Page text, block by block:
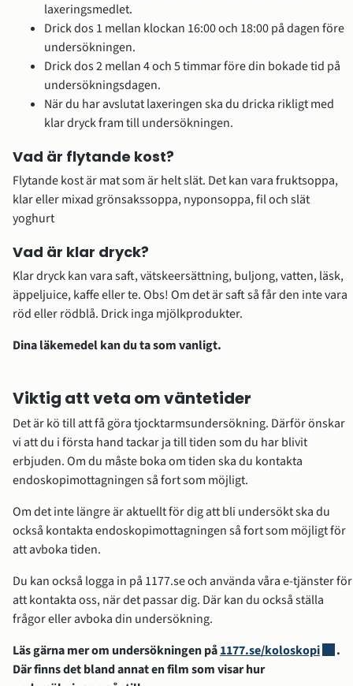
laxeringsmedlet.
Drick dos 1 mellan klockan 16:00 och 18:00 på dagen före
undersökningen.
Drick dos 2 mellan 4 och 5 timmar före din bokade tid på
undersökningsdagen.
När du har avslutat laxeringen ska du dricka rikligt med
klar dryck fram till undersökningen.
Vad är flytande kost?
Flytande kost är mat som är helt slät. Det kan vara fruktsoppa,
klar eller mixad grönsakssoppa, nyponsoppa, fil och slät
yoghurt
Vad är klar dryck?
Klar dryck kan vara saft, vätskeersättning, buljong, vatten, läsk,
äppeljuice, kaffe eller te. Obs! Om det är saft så får den inte vara
röd eller rödblå. Drick inga mjölkprodukter.
Dina läkemedel kan du ta som vanligt.
Viktig att veta om väntetider
Det är kö till att få göra tjocktarmsundersökning. Därför önskar
vi att du i första hand tackar ja till tiden som du har blivit
erbjuden. Om du måste boka om tiden ska du kontakta
endoskopimottagningen så fort som möjligt.
Om det inte längre är aktuellt för dig att bli undersökt ska du
också kontakta endoskopimottagningen så fort som möjligt för
att avboka tiden.
Du kan också logga in på 1177.se och använda våra e-tjänster för
att kontakta oss, när det passar dig. Där kan du också ställa
frågor eller avboka din undersökning.
Läs gärna mer om undersökningen på 1177.se/koloskopiLänk
.
Där finns det bland annat en film som visar hur